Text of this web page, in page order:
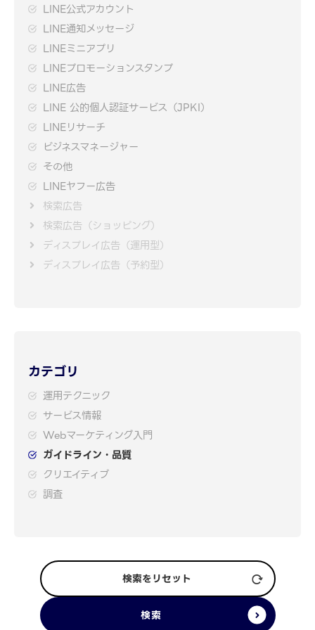
LINE公式アカウント
LINE通知メッセージ
LINEミニアプリ
LINEプロモーションスタンプ
LINE広告
LINE 公的個人認証サービス（JPKI）
LINEリサーチ
ビジネスマネージャー
その他
LINEヤフー広告
検索広告
検索広告（ショッピング）
ディスプレイ広告（運用型）
ディスプレイ広告（予約型）
カテゴリ
運用テクニック
サービス情報
Webマーケティング入門
ガイドライン・品質
クリエイティブ
調査
検索をリセット
検索